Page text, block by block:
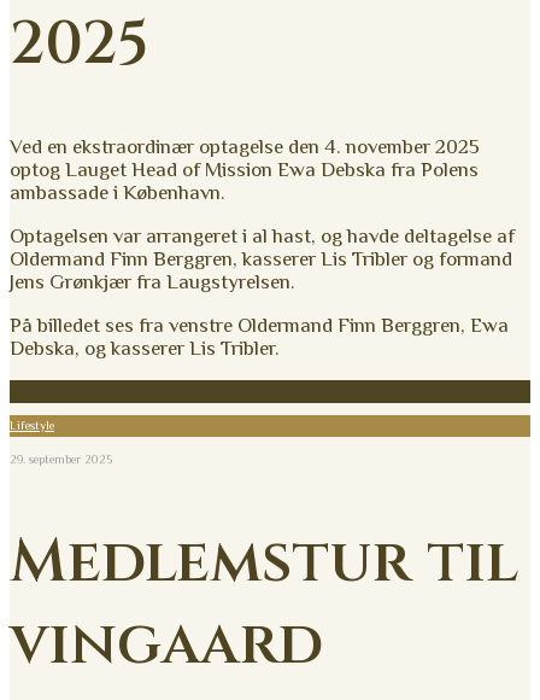
2025
Ved en ekstraordinær optagelse den 4. november 2025
optog Lauget Head of Mission Ewa Debska fra Polens
ambassade i København.
Optagelsen var arrangeret i al hast, og havde deltagelse af
Oldermand Finn Berggren, kasserer Lis Tribler og formand
Jens Grønkjær fra Laugstyrelsen.
På billedet ses fra venstre Oldermand Finn Berggren, Ewa
Debska, og kasserer Lis Tribler.
Lifestyle
29. september 2025
Medlemstur til
vingaard